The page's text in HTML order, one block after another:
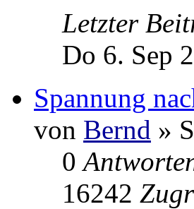
Letzter
Do 6. Sep
Spannung
von Bernd »
0
16242